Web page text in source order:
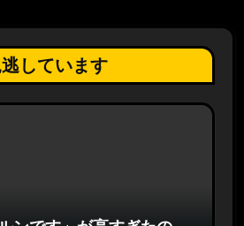
逃しています